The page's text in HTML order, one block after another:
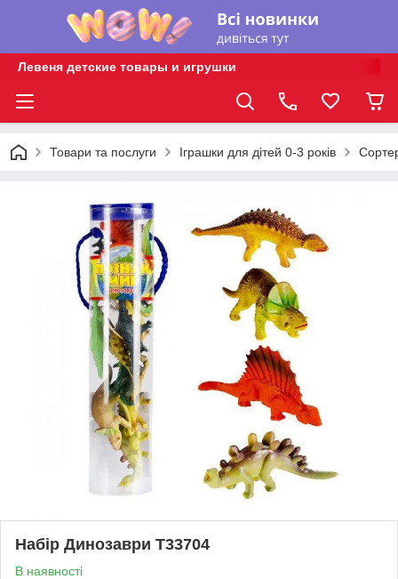
Левеня детские товары и игрушки
Товари та послуги Іграшки для дітей 0-3 років
Набір Динозаври T33704
В наявності